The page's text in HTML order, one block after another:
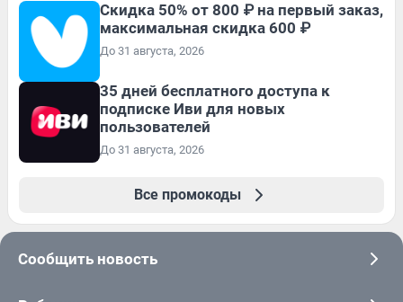
Скидка 50% от 800 ₽ на первый заказ,
максимальная скидка 600 ₽
До 31 августа, 2026
35 дней бесплатного доступа к
подписке Иви для новых
пользователей
До 31 августа, 2026
Все промокоды
Сообщить новость